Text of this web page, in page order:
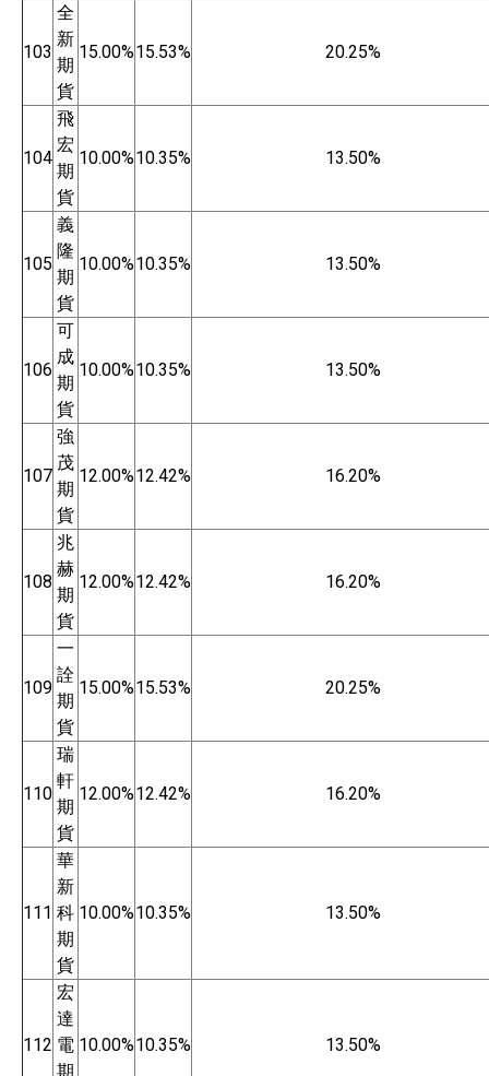
103
全
新
期
貨
15.00%15.53% 20.25%
104
飛
宏
期
貨
10.00%10.35% 13.50%
105
義
隆
期
貨
10.00%10.35% 13.50%
106
可
成
期
貨
10.00%10.35% 13.50%
107
強
茂
期
貨
12.00%12.42% 16.20%
108
兆
赫
期
貨
12.00%12.42% 16.20%
109
一
詮
期
貨
15.00%15.53% 20.25%
110
瑞
軒
期
貨
12.00%12.42% 16.20%
111
華
新
科
期
貨
10.00%10.35% 13.50%
112
宏
達
電
期
10.00%10.35% 13.50%